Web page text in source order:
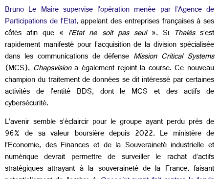
Bruno Le Maire supervise l’opération menée par l’Agence de
Participations de l’Etat, appelant des entreprises françaises à ses
côtés afin que « l’Etat ne soit pas seul». Si Thalèss’est
rapidement manifesté pour l’acquisition de la division spécialisée
dans les communications de défense Mission Critical Systems
(MCS), Chapsvisiona également rejoint la course. Ce nouveau
champion du traitement de données se dit intéressé par certaines
activités de l’entité BDS, dont le MCS et des actifs de
cybersécurité.
L’avenir semble s’éclaircir pour le groupe ayant perdu près de
96% de sa valeur boursière depuis 2022. Le ministère de
l’Economie, des Finances et de la Souveraineté industrielle et
numérique devrait permettre de surveiller le rachat d’actifs
stratégiques attrayant à la souveraineté de la France, faisant